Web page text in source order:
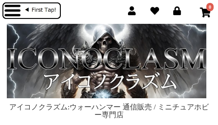
0
アイコノクラズム:ウォーハンマー 通信販売 / ミニチュアホビ
ー専門店